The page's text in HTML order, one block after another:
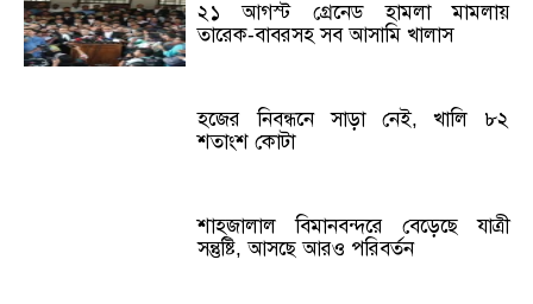
২১ আগস্ট গ্রেনেড হামলা মামলায়
তারেক-বাবরসহ সব আসামি খালাস
হজের নিবন্ধনে সাড়া নেই, খালি ৮২
শতাংশ কোটা
শাহজালাল বিমানবন্দরে বেড়েছে যাত্রী
সন্তুষ্টি, আসছে আরও পরিবর্তন